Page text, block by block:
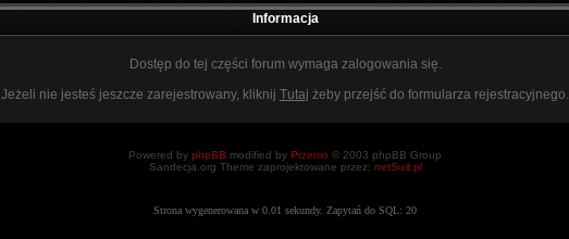
Informacja
Dostęp do tej części forum wymaga zalogowania się.
Jeżeli nie jesteś jeszcze zarejestrowany, kliknij Tutaj żeby przejść do formularza rejestracyjnego.
Powered by phpBB modified by Przemo © 2003 phpBB Group
Sandecja.org Theme zaprojektowane przez: netSuit.pl
Strona wygenerowana w 0.01 sekundy. Zapytań do SQL: 20